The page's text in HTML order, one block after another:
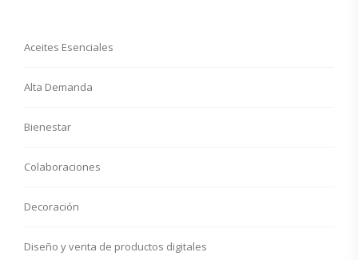
Aceites Esenciales
Alta Demanda
Bienestar
Colaboraciones
Decoración
Diseño y venta de productos digitales